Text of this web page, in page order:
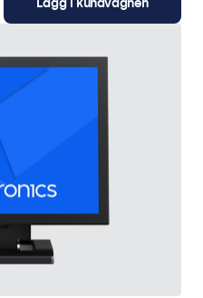
Lägg i kundvagnen